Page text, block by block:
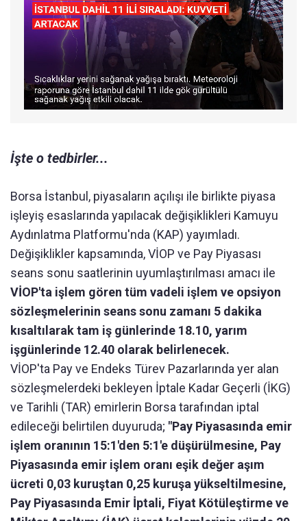
İşte o tedbirler...
Borsa İstanbul, piyasaların açılışı ile birlikte piyasa
işleyiş esaslarında yapılacak değişiklikleri Kamuyu
Aydınlatma Platformu'nda (KAP) yayımladı.
Değişiklikler kapsamında, VİOP ve Pay Piyasası
seans sonu saatlerinin uyumlaştırılması amacı ile
VİOP'ta işlem gören tüm vadeli işlem ve opsiyon
sözleşmelerinin seans sonu zamanı 5 dakika
kısaltılarak tam iş günlerinde 18.10, yarım
işgünlerinde 12.40 olarak belirlenecek.
VİOP'ta Pay ve Endeks Türev Pazarlarında yer alan
sözleşmelerdeki bekleyen İptale Kadar Geçerli (İKG)
ve Tarihli (TAR) emirlerin Borsa tarafından iptal
edileceği belirtilen duyuruda; "Pay Piyasasında emir
işlem oranının 15:1'den 5:1'e düşürülmesine, Pay
Piyasasında emir işlem oranı eşik değer aşım
ücreti 0,03 kuruştan 0,25 kuruşa yükseltilmesine,
Pay Piyasasında Emir İptali, Fiyat Kötüleştirme ve